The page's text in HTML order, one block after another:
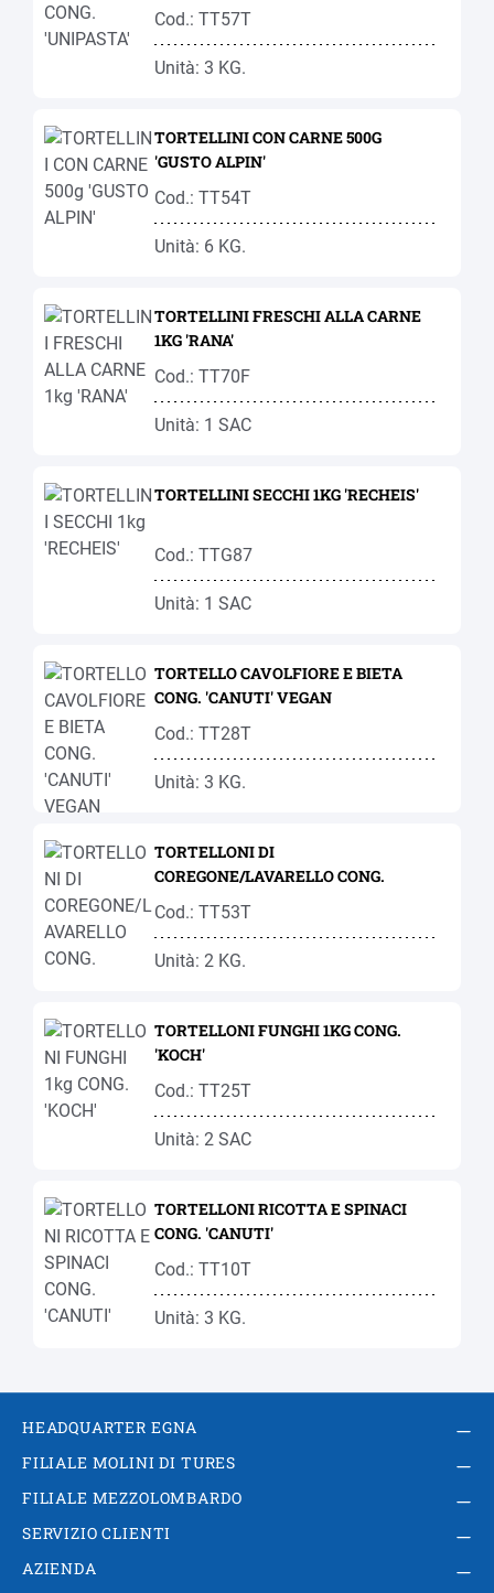
Cod.: TT57T
Unità: 3 KG.
TORTELLINI CON CARNE 500G
'GUSTO ALPIN'
Cod.: TT54T
Unità: 6 KG.
TORTELLINI FRESCHI ALLA CARNE
1KG 'RANA'
Cod.: TT70F
Unità: 1 SAC
TORTELLINI SECCHI 1KG 'RECHEIS'
Cod.: TTG87
Unità: 1 SAC
TORTELLO CAVOLFIORE E BIETA
CONG. 'CANUTI' VEGAN
Cod.: TT28T
Unità: 3 KG.
TORTELLONI DI
COREGONE/LAVARELLO CONG.
Cod.: TT53T
Unità: 2 KG.
TORTELLONI FUNGHI 1KG CONG.
'KOCH'
Cod.: TT25T
Unità: 2 SAC
TORTELLONI RICOTTA E SPINACI
CONG. 'CANUTI'
Cod.: TT10T
Unità: 3 KG.
HEADQUARTER EGNA
FILIALE MOLINI DI TURES
FILIALE MEZZOLOMBARDO
SERVIZIO CLIENTI
AZIENDA